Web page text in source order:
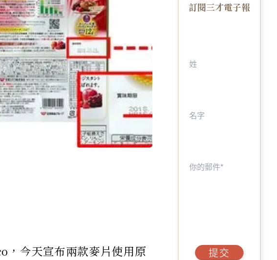
，今天宣布兩款麥片使用原
訂閱三才電子報
提交